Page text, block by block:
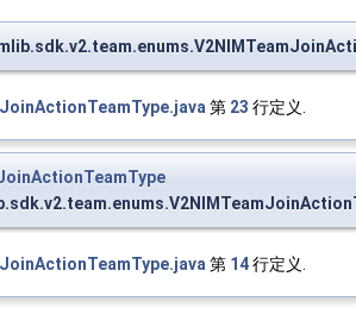
第 23 行定义.
第 14行定义.